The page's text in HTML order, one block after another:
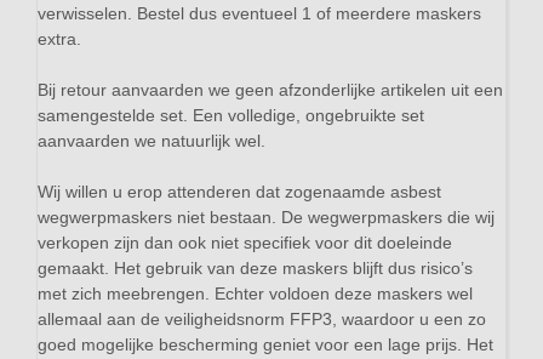
verwisselen. Bestel dus eventueel 1 of meerdere maskers
extra.
Bij retour aanvaarden we geen afzonderlijke artikelen uit een
samengestelde set. Een volledige, ongebruikte set
aanvaarden we natuurlijk wel.
Wij willen u erop attenderen dat zogenaamde asbest
wegwerpmaskers niet bestaan. De wegwerpmaskers die wij
verkopen zijn dan ook niet specifiek voor dit doeleinde
gemaakt. Het gebruik van deze maskers blijft dus risico’s
met zich meebrengen. Echter voldoen deze maskers wel
allemaal aan de veiligheidsnorm FFP3, waardoor u een zo
goed mogelijke bescherming geniet voor een lage prijs. Het